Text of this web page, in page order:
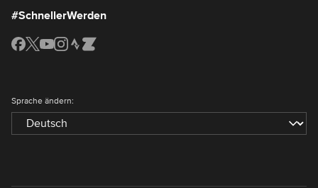
#SchnellerWerden
Sprache ändern: